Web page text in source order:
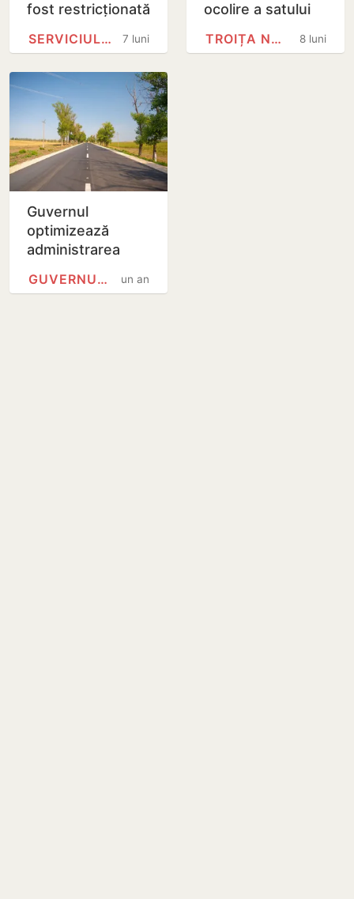
fost restricționată
7 luni
SERVICIUL VAMAL
ocolire a satului
8 luni
TROIȚA NOUĂ
Guvernul
optimizează
administrarea
naționale și locale
un an
GUVERNUL REPUBLICII MOLDOVA